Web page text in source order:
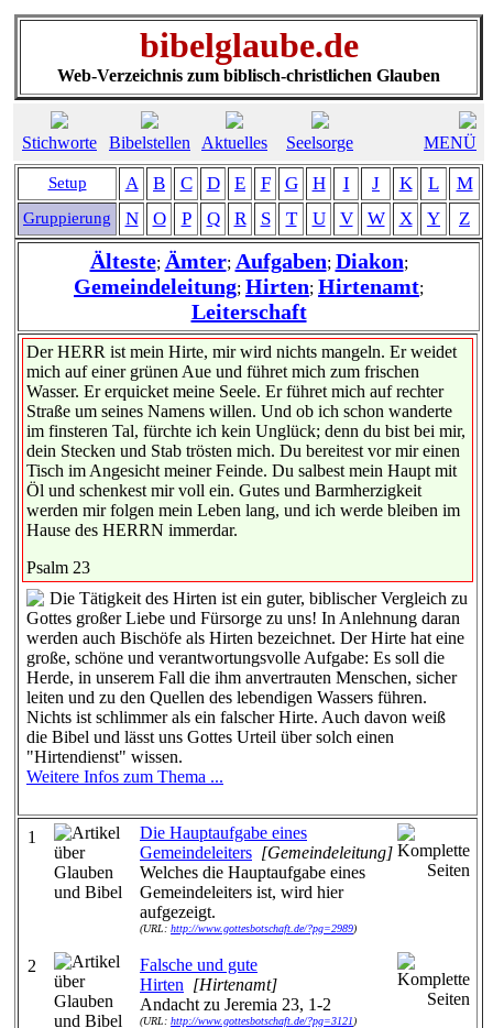
bibelglaube.de
Web-Verzeichnis zum biblisch-christlichen Glauben
Stichworte Bibelstellen Aktuelles Seelsorge MENÜ
Setup A B C D E F G H I J K L M
Gruppierung N O P Q R S T U V W X Y Z
Älteste; Ämter; Aufgaben; Diakon;
Gemeindeleitung; Hirten; Hirtenamt;
Leiterschaft
Der HERR ist mein Hirte, mir wird nichts mangeln. Er weidet
mich auf einer grünen Aue und führet mich zum frischen
Wasser. Er erquicket meine Seele. Er führet mich auf rechter
Straße um seines Namens willen. Und ob ich schon wanderte
im finsteren Tal, fürchte ich kein Unglück; denn du bist bei mir,
dein Stecken und Stab trösten mich. Du bereitest vor mir einen
Tisch im Angesicht meiner Feinde. Du salbest mein Haupt mit
Öl und schenkest mir voll ein. Gutes und Barmherzigkeit
werden mir folgen mein Leben lang, und ich werde bleiben im
Hause des HERRN immerdar.
Psalm 23
Die Tätigkeit des Hirten ist ein guter, biblischer Vergleich zu
Gottes großer Liebe und Fürsorge zu uns! In Anlehnung daran
werden auch Bischöfe als Hirten bezeichnet. Der Hirte hat eine
große, schöne und verantwortungsvolle Aufgabe: Es soll die
Herde, in unserem Fall die ihm anvertrauten Menschen, sicher
leiten und zu den Quellen des lebendigen Wassers führen.
Nichts ist schlimmer als ein falscher Hirte. Auch davon weiß
die Bibel und lässt uns Gottes Urteil über solch einen
"Hirtendienst" wissen.
Weitere Infos zum Thema ...
1
Die Hauptaufgabe eines
Gemeindeleiters [Gemeindeleitung]
Welches die Hauptaufgabe eines
Gemeindeleiters ist, wird hier
aufgezeigt.
(URL: http://www.gottesbotschaft.de/?pg=2989)
2
Falsche und gute
Hirten [Hirtenamt]
Andacht zu Jeremia 23, 1-2
(URL: http://www.gottesbotschaft.de/?pg=3121)